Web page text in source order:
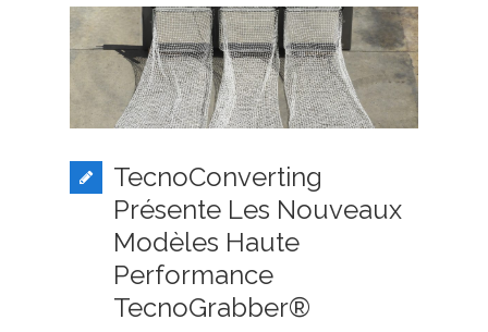
TecnoConverting
Présente Les Nouveaux
Modèles Haute
Performance
TecnoGrabber®